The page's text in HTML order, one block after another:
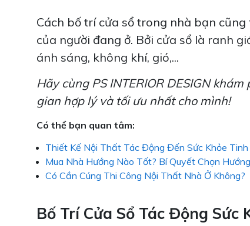
Cách bố trí cửa sổ trong nhà bạn
của người đang ở. Bởi cửa sổ là ranh
ánh sáng, không khí, gió,...
Hãy cùng PS INTERIOR DESIGN
gian hợp lý và tối ưu nhất cho mình!
Có thể bạn quan tâm:
Thiết Kế Nội Thất Tác Động Đến Sức Khỏe
Mua Nhà Hướng Nào Tốt? Bí Quyết Chọn
Có Cần Cúng Thi Công Nội Thất Nhà Ở Không?
Bố Trí Cửa Sổ Tác Động Sức